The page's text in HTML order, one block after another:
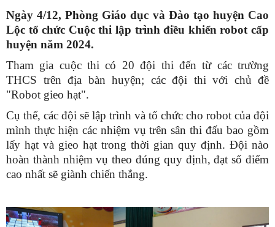
Ngày 4/12, Phòng Giáo dục và Đào tạo huyện Cao
Lộc tổ chức Cuộc thi lập trình điều khiển robot cấp
huyện năm 2024.
Tham gia cuộc thi có 20 đội thi đến từ các trường
THCS trên địa bàn huyện; các đội thi với chủ đề
"Robot gieo hạt".
Cụ thể, các đội sẽ lập trình và tổ chức cho robot của đội
mình thực hiện các nhiệm vụ trên sân thi đấu bao gồm
lấy hạt và gieo hạt trong thời gian quy định. Đội nào
hoàn thành nhiệm vụ theo đúng quy định, đạt số điểm
cao nhất sẽ giành chiến thắng.